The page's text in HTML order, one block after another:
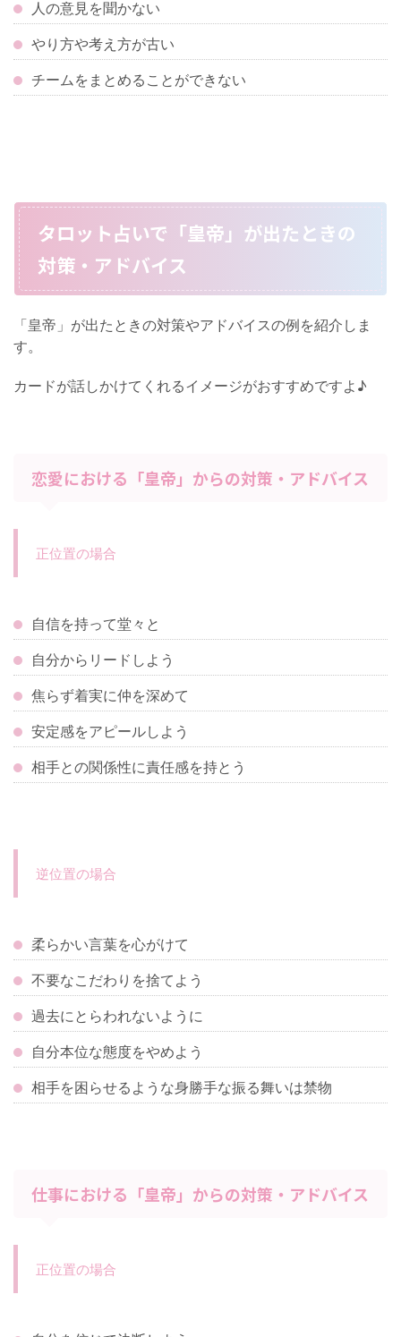
人の意見を聞かない
やり方や考え方が古い
チームをまとめることができない
タロット占いで「皇帝」が出たときの
対策・アドバイス
「皇帝」が出たときの対策やアドバイスの例を紹介しま
す。
カードが話しかけてくれるイメージがおすすめですよ♪
恋愛における「皇帝」からの対策・アドバイス
正位置の場合
自信を持って堂々と
自分からリードしよう
焦らず着実に仲を深めて
安定感をアピールしよう
相手との関係性に責任感を持とう
逆位置の場合
柔らかい言葉を心がけて
不要なこだわりを捨てよう
過去にとらわれないように
自分本位な態度をやめよう
相手を困らせるような身勝手な振る舞いは禁物
仕事における「皇帝」からの対策・アドバイス
正位置の場合